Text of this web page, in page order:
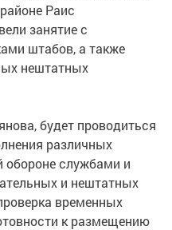
Раис
занятие с
штабов, а также
нештатных
будет проводиться
различных
обороне службами и
и нештатных
временных
к размещению